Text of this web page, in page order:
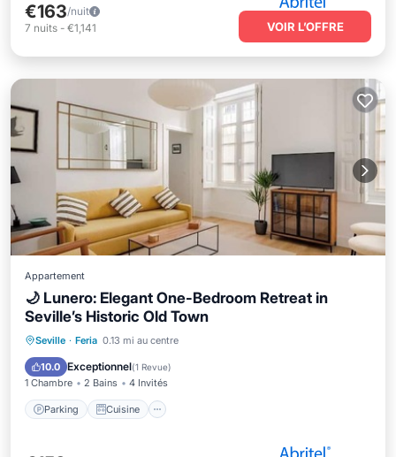
€163/nuit
7 nuits - €1,141 VOIR L’OFFRE
Appartement
🌙 Lunero: Elegant One-Bedroom Retreat in
Seville’s Historic Old Town
Seville · Feria 0.13 mi au centre
10.0 Exceptionnel(1 Revue)
1 Chambre 2 Bains 4 Invités
Parking Cuisine
Parking Cuisine
Internet